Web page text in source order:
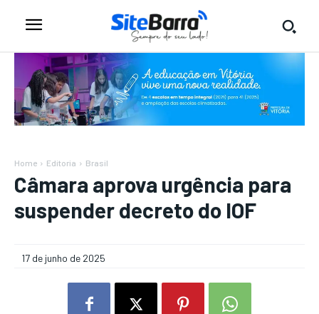
Home Editoria Brasil
Câmara aprova urgência para
suspender decreto do IOF
17 de junho de 2025